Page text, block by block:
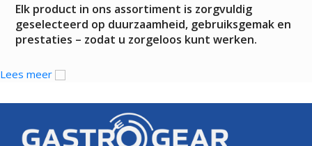
Elk product in ons assortiment is zorgvuldig
geselecteerd op duurzaamheid, gebruiksgemak en
prestaties – zodat u zorgeloos kunt werken.
Lees meer